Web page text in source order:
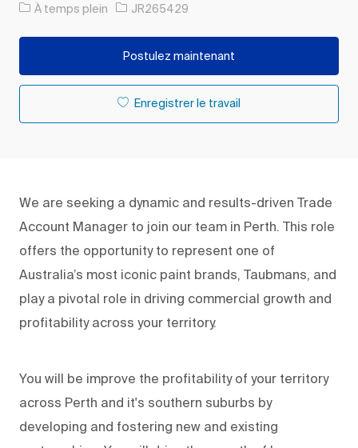
Type d’emploi
À temps plein ID de l’emploi
JR265429
Postulez maintenant
Enregistrer le travail
We are seeking a dynamic and results-driven Trade
Account Manager to join our team in Perth. This role
offers the opportunity to represent one of
Australia’s most iconic paint brands, Taubmans, and
play a pivotal role in driving commercial growth and
profitability across your territory.
You will be improve the profitability of your territory
across Perth and it's southern suburbs by
developing and fostering new and existing